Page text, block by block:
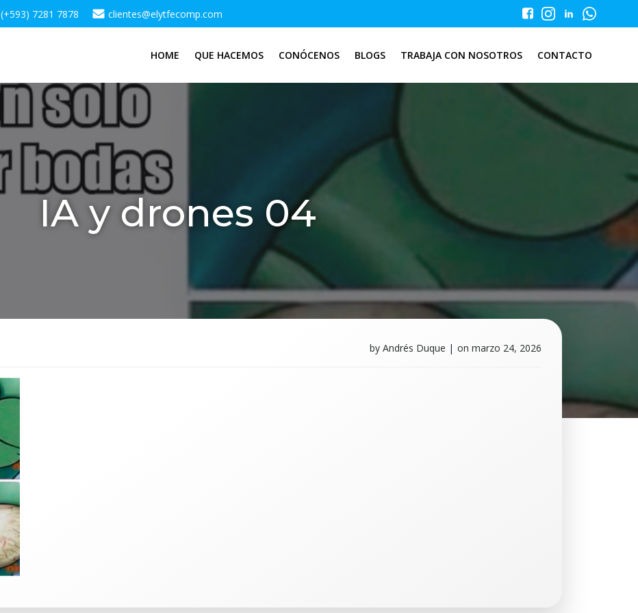
(+593) 7281 7878 clientes@elytfecomp.com
HOME QUE HACEMOS CONÓCENOS BLOGS TRABAJA CON NOSOTROS CONTACTO
IA y drones 04
by Andrés Duque | on marzo 24, 2026